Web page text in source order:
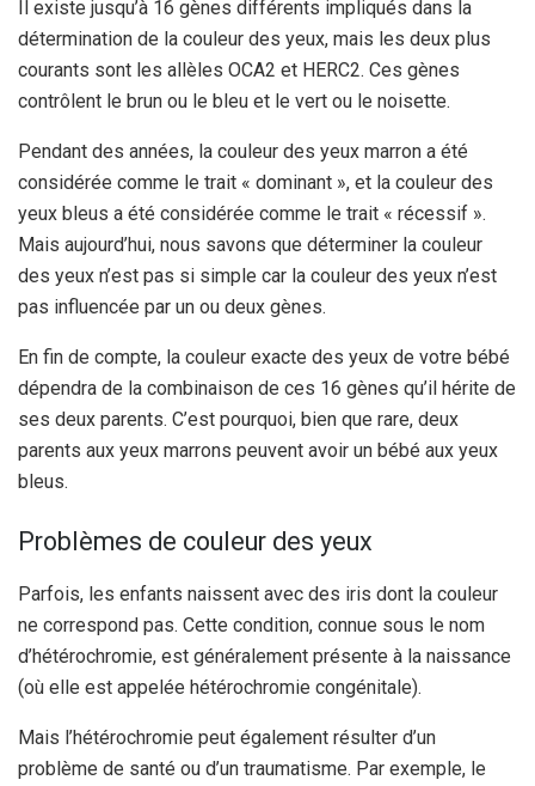
Il existe jusqu’à 16 gènes différents impliqués dans la
détermination de la couleur des yeux, mais les deux plus
courants sont les allèles OCA2 et HERC2. Ces gènes
contrôlent le brun ou le bleu et le vert ou le noisette.
Pendant des années, la couleur des yeux marron a été
considérée comme le trait « dominant », et la couleur des
yeux bleus a été considérée comme le trait « récessif ».
Mais aujourd’hui, nous savons que déterminer la couleur
des yeux n’est pas si simple car la couleur des yeux n’est
pas influencée par un ou deux gènes.
En fin de compte, la couleur exacte des yeux de votre bébé
dépendra de la combinaison de ces 16 gènes qu’il hérite de
ses deux parents. C’est pourquoi, bien que rare, deux
parents aux yeux marrons peuvent avoir un bébé aux yeux
bleus.
Problèmes de couleur des yeux
Parfois, les enfants naissent avec des iris dont la couleur
ne correspond pas. Cette condition, connue sous le nom
d’hétérochromie, est généralement présente à la naissance
(où elle est appelée hétérochromie congénitale).
Mais l’hétérochromie peut également résulter d’un
problème de santé ou d’un traumatisme. Par exemple, le